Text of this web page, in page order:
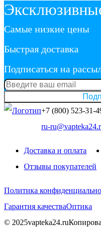
Самые низкие цены
Быстрая доставка
Подписаться на
+7 (800) 523-31-
ru-
Доставка и оплата
Отзывы покупателей
Политика
Гарантия качестваОптика
© 2025vapteka24.ru